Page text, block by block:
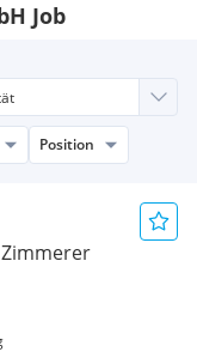
Job
Position